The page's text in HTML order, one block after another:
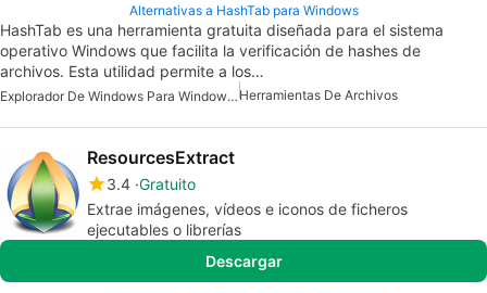
Alternativas a HashTab para Windows
HashTab es una herramienta gratuita diseñada para el sistema
operativo Windows que facilita la verificación de hashes de
archivos. Esta utilidad permite a los…
Explorador De Windows Para Windows 7 Herramientas De Archivos
ResourcesExtract
3.4 Gratuito
Extrae imágenes, vídeos e iconos de ficheros
ejecutables o librerías
Descargar